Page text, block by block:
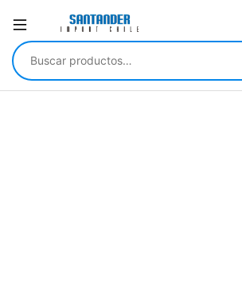
Buscar por: